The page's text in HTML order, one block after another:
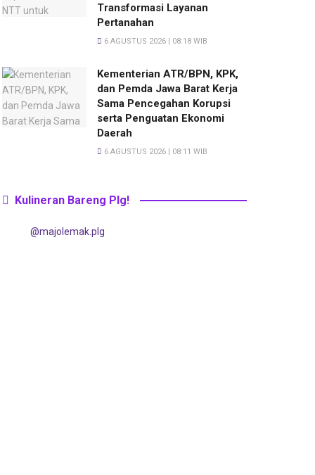
Transformasi Layanan
Pertanahan
6 AGUSTUS 2026 | 08:18 WIB
Kementerian ATR/BPN, KPK,
dan Pemda Jawa Barat Kerja
Sama Pencegahan Korupsi
serta Penguatan Ekonomi
Daerah
6 AGUSTUS 2026 | 08:11 WIB
Kulineran Bareng Plg!
@majolemak.plg